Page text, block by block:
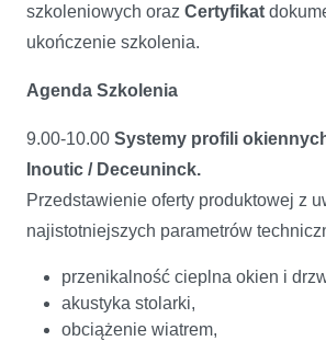
szkoleniowych oraz Certyfikat
ukończenie szkolenia.
Agenda Szkolenia
9.00-10.00 Systemy profili
Inoutic / Deceuninck.
Przedstawienie oferty produktowej z
najistotniejszych parametrów
przenikalność cieplna okien i
akustyka stolarki,
obciążenie wiatrem,